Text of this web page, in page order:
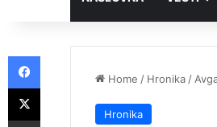
Home / Hronika /
Hronika